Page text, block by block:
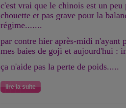
c'est vrai que le chinois est un peu
chouette et pas grave pour la
régime.......
par contre hier après-midi n'ayant
mes baies de goji et aujourd'hui :
ça n'aide pas la perte de poids.....
lire la suite